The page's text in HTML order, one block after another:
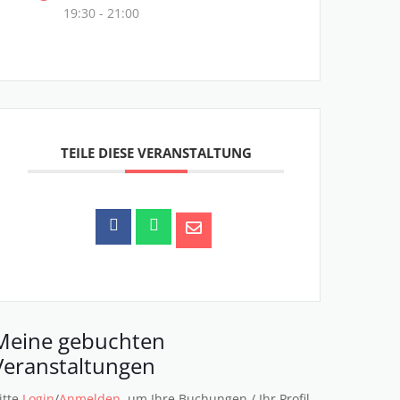
19:30 - 21:00
TEILE DIESE VERANSTALTUNG
gebuchten